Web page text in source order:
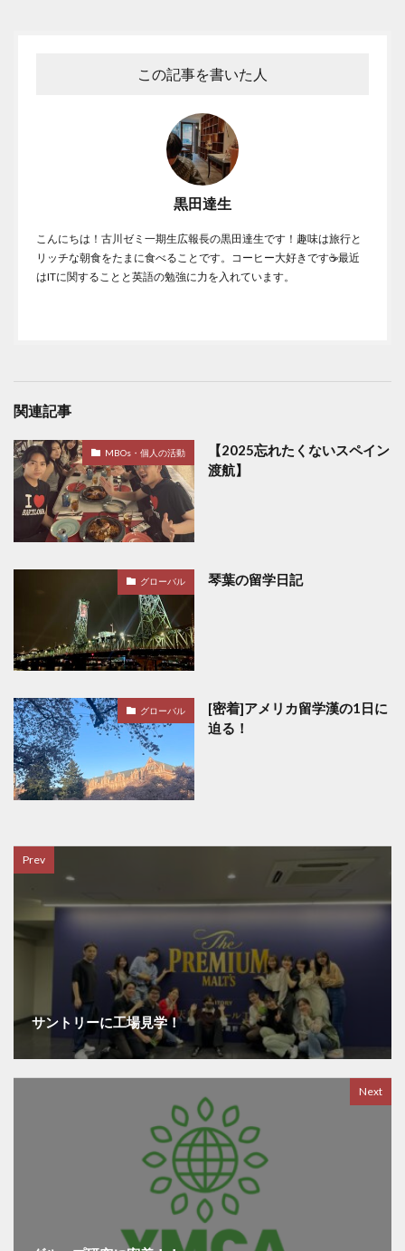
この記事を書いた人
黒田達生
こんにちは！古川ゼミ一期生広報長の黒田達生です！趣味は旅行と
リッチな朝食をたまに食べることです。コーヒー大好きです☕️最近
はITに関することと英語の勉強に力を入れています。
関連記事
MBOs・個人の活動
【2025忘れたくないスペイン
渡航】
グローバル 琴葉の留学日記
グローバル
[密着]アメリカ留学漢の1日に
迫る！
Prev
サントリーに工場見学！
Next